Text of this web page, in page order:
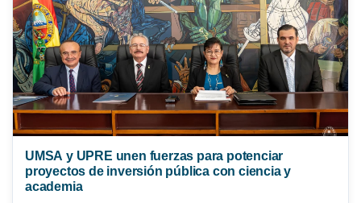
UMSA y UPRE unen fuerzas para potenciar
proyectos de inversión pública con ciencia y
academia